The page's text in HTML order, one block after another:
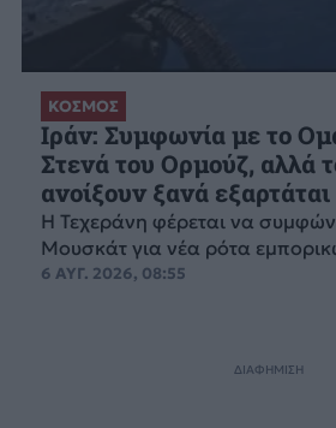
ΚΟΣΜΟΣ
Ιράν: Συμφωνία με το
Στενά του Ορμούζ, αλλά
ανοίξουν ξανά
Η Τεχεράνη φέρεται να
Μουσκάτ για νέα ρότα
6 ΑΥΓ. 2026, 08:55
ΔΙΑΦΗΜΙΣΗ